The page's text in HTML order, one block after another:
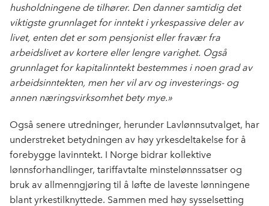
husholdningene de tilhører. Den danner samtidig det
viktigste grunnlaget for inntekt i yrkespassive deler av
livet, enten det er som pensjonist eller fravær fra
arbeidslivet av kortere eller lengre varighet. Også
grunnlaget for kapitalinntekt bestemmes i noen grad av
arbeidsinntekten, men her vil arv og investerings- og
annen næringsvirksomhet bety mye.»
Også senere utredninger, herunder Lavlønnsutvalget, har
understreket betydningen av høy yrkesdeltakelse for å
forebygge lavinntekt. I Norge bidrar kollektive
lønnsforhandlinger, tariffavtalte minstelønnssatser og
bruk av allmenngjøring til å løfte de laveste lønningene
blant yrkestilknyttede. Sammen med høy sysselsetting